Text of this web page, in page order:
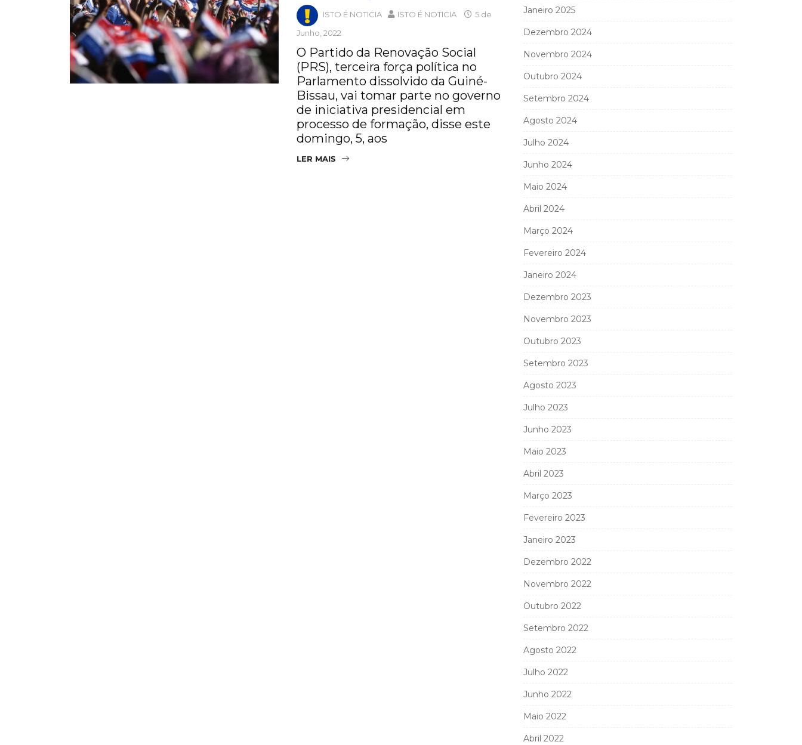
ISTO É NOTICIA ISTO É NOTICIA
5 de
Junho, 2022
O Partido da Renovação Social
(PRS), terceira força política no
Parlamento dissolvido da Guiné-
Bissau, vai tomar parte no governo
de iniciativa presidencial em
processo de formação, disse este
domingo, 5, aos
LER MAIS
Janeiro 2025
Dezembro 2024
Novembro 2024
Outubro 2024
Setembro 2024
Agosto 2024
Julho 2024
Junho 2024
Maio 2024
Abril 2024
Março 2024
Fevereiro 2024
Janeiro 2024
Dezembro 2023
Novembro 2023
Outubro 2023
Setembro 2023
Agosto 2023
Julho 2023
Junho 2023
Maio 2023
Abril 2023
Março 2023
Fevereiro 2023
Janeiro 2023
Dezembro 2022
Novembro 2022
Outubro 2022
Setembro 2022
Agosto 2022
Julho 2022
Junho 2022
Maio 2022
Abril 2022